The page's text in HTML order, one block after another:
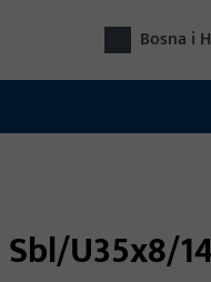
Bosna i
Sbl/U35x8/